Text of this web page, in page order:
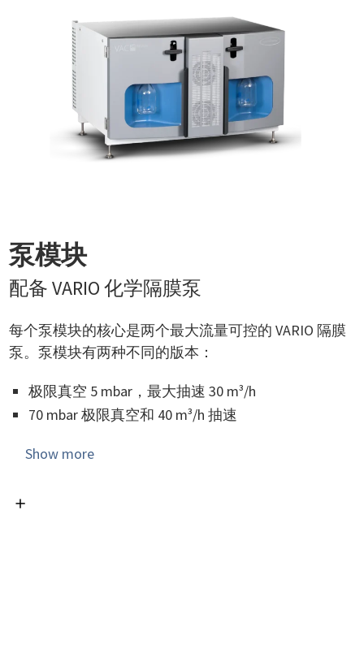
泵模块
配备 VARIO 化学隔膜泵
每个泵模块的核心是两个最大流量可控的 VARIO 隔膜
泵。泵模块有两种不同的版本：
极限真空 5 mbar，最大抽速 30 m³/h
70 mbar 极限真空和 40 m³/h 抽速
VACUUBRAND 化学隔膜泵具有无与伦比的持久可靠性
由于隔膜泵采用干式和完全无油操作，因此是清洁工
Show more